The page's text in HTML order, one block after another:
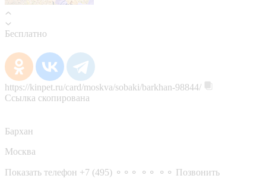
Бесплатно
https://kinpet.ru/card/moskva/sobaki/barkhan-98844/
Ссылка скопирована
Бархан
Москва
Показать телефон +7 (495) ⚬⚬⚬ ⚬⚬ ⚬⚬ Позвонить